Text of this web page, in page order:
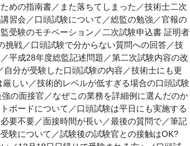
めの指南書／また落ちてしまった／技術士二次
習会／口頭試験について／総監の勉強／官報の
受験のモチベーション／二次試験申込書 証明者
戦／口頭試験で分からない質問への回答／技
平成28年度総監記述問題／第二次試験内容の改
分が受験した口頭試験の内容／技術士にも更
しい／技術的レベルが低すぎる場合の口頭試験
の面接官／なぜこの業務を詳細例に選んだのか
ボードについて／口頭試験は平日にも実施する
要不要／面接時間が長い／最後の質問で／筆記
験について／試験後の試験官との接触はOK?